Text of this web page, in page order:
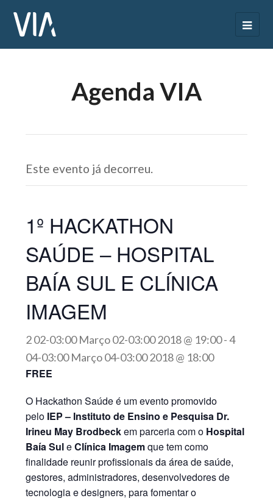
Agenda VIA
Este evento já decorreu.
1º HACKATHON
SAÚDE – HOSPITAL
BAÍA SUL E CLÍNICA
IMAGEM
2 02-03:00 Março 02-03:00 2018 @ 19:00-4
04-03:00 Março 04-03:00 2018 @ 18:00
FREE
O Hackathon Saúde é um evento promovido
pelo IEP – Instituto de Ensino e Pesquisa Dr.
Irineu May Brodbeckem parceria com o Hospital
Baía SuleClínica Imagemque tem como
finalidade reunir profissionais da área de saúde,
gestores, administradores, desenvolvedores de
tecnologia e designers, para fomentar o